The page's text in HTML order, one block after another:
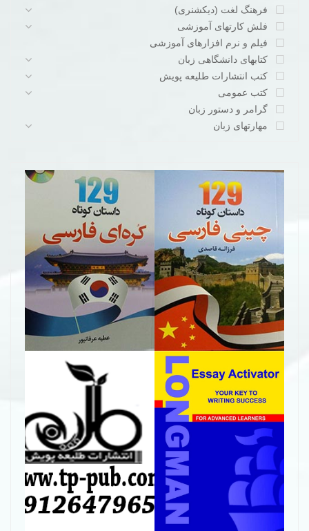
فرهنگ لغت (دیکشنری)
فلش کارتهای آموزشی
فیلم و نرم افزارهای آموزشی
کتابهای دانشگاهی زبان
کتب انتشارات طلیعه پویش
کتب عمومی
گرامر و دستور زبان
مهارتهای زبان